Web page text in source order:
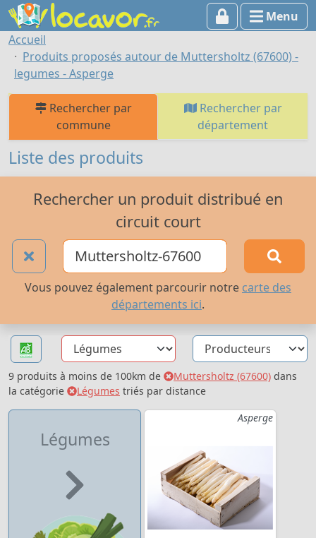
Menu
Accueil
Produits proposés autour de Muttersholtz (67600) -
legumes - Asperge
Rechercher par
commune
Rechercher par
département
Liste des produits
Rechercher un produit distribué en
circuit court
Vous pouvez également parcourir notre carte des
départements ici.
9 produits à moins de 100km de Muttersholtz (67600) dans
la catégorie
Légumes triés par distance
Légumes
Asperge